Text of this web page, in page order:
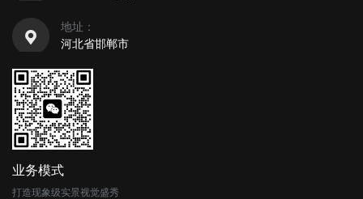
地址：
河北省邯郸市
业务模式
打造现象级实景视觉盛秀